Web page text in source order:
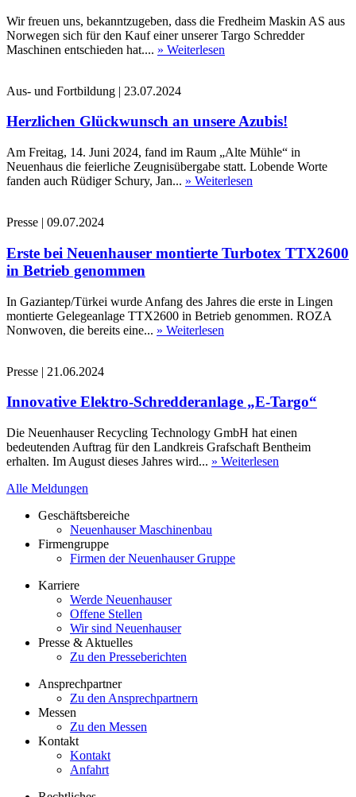
Wir freuen uns, bekanntzugeben, dass die Fredheim Maskin AS aus
Norwegen sich für den Kauf einer unserer Targo Schredder
Maschinen entschieden hat.... » Weiterlesen
Aus- und Fortbildung | 23.07.2024
Herzlichen Glückwunsch an unsere Azubis!
Am Freitag, 14. Juni 2024, fand im Raum „Alte Mühle“ in
Neuenhaus die feierliche Zeugnisübergabe statt. Lobende Worte
fanden auch Rüdiger Schury, Jan... » Weiterlesen
Presse | 09.07.2024
Erste bei Neuenhauser montierte Turbotex TTX2600
in Betrieb genommen
In Gaziantep/Türkei wurde Anfang des Jahres die erste in Lingen
montierte Gelegeanlage TTX2600 in Betrieb genommen. ROZA
Nonwoven, die bereits eine... » Weiterlesen
Presse | 21.06.2024
Innovative Elektro-Schredderanlage „E-Targo“
Die Neuenhauser Recycling Technology GmbH hat einen
bedeutenden Auftrag für den Landkreis Grafschaft Bentheim
erhalten. Im August dieses Jahres wird... » Weiterlesen
Alle Meldungen
Geschäftsbereiche
Neuenhauser Maschinenbau
Firmengruppe
Firmen der Neuenhauser Gruppe
Karriere
Werde Neuenhauser
Offene Stellen
Wir sind Neuenhauser
Presse & Aktuelles
Zu den Presseberichten
Ansprechpartner
Zu den Ansprechpartnern
Messen
Zu den Messen
Kontakt
Kontakt
Anfahrt